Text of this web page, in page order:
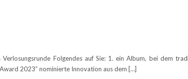
Folgendes auf Sie: 1. ein Album, bei dem
2023” nominierte Innovation aus dem […]